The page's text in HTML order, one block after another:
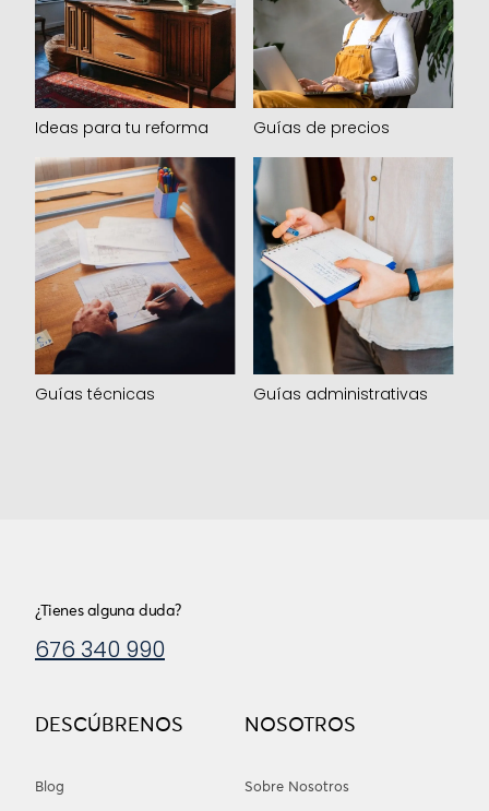
Ideas para tu reforma Guías de precios
Guías técnicas Guías administrativas
DESCÚBRENOS
Blog
NOSOTROS
Sobre Nosotros
¿Tienes alguna duda?
676 340 990